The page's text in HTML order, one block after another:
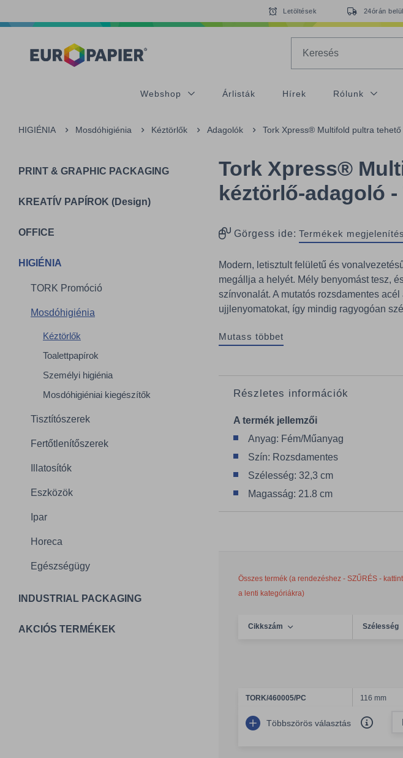
Letöltések 24órán
Webshop Árlisták Hírek Rólunk
HIGIÉNIA Mosdóhigiénia Kéztörlők Adagolók Tork Xpress® Multifold pultra
PRINT & GRAPHIC PACKAGING
KREATÍV PAPÍROK (Design)
OFFICE
HIGIÉNIA
TORK Promóció
Mosdóhigiénia
Kéztörlők
Toalettpapírok
Személyi higiénia
Mosdóhigiéniai kiegészítők
Tisztítószerek
Fertőtlenítőszerek
Illatosítók
Eszközök
Ipar
Horeca
Egészségügy
INDUSTRIAL PACKAGING
AKCIÓS TERMÉKEK
Tork Xpress®
kéztörlő-adagoló -
Görgess ide: Termékek
Modern, letisztult felületű és
megállja a helyét. Mély benyomást tesz,
színvonalát. A mutatós rozsdamentes
ujjlenyomatokat, így mindig ragyogóan
Mutass többet
Részletes információk
A termék jellemzői
Anyag: Fém/Műanyag
Szín: Rozsdamentes
Szélesség: 32,3 cm
Magasság: 21.8 cm
Összes termék (a rendezéshez - SZŰRÉS -
a lenti kategóriákra)
Cikkszám Szélesség
TORK/460005/PC 116 mm
Többszörös választás